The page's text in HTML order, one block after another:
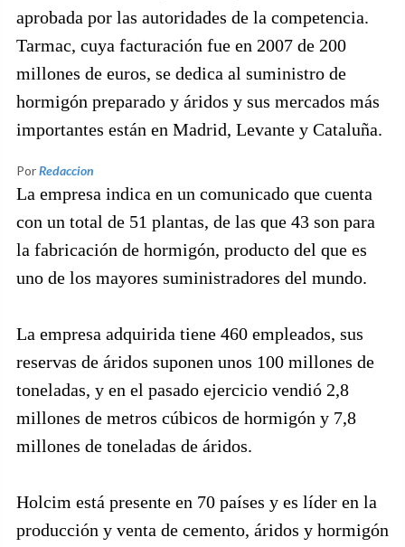
aprobada por las autoridades de la competencia.
Tarmac, cuya facturación fue en 2007 de 200
millones de euros, se dedica al suministro de
hormigón preparado y áridos y sus mercados más
importantes están en Madrid, Levante y Cataluña.
PorRedaccion
La empresa indica en un comunicado que cuenta
con un total de 51 plantas, de las que 43 son para
la fabricación de hormigón, producto del que es
uno de los mayores suministradores del mundo.
La empresa adquirida tiene 460 empleados, sus
reservas de áridos suponen unos 100 millones de
toneladas, y en el pasado ejercicio vendió 2,8
millones de metros cúbicos de hormigón y 7,8
millones de toneladas de áridos.
Holcim está presente en 70 países y es líder en la
producción y venta de cemento, áridos y hormigón